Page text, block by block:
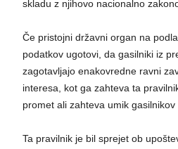
skladu z njihovo nacionalno
Če pristojni državni organ na
podatkov ugotovi, da gasilniki iz
zagotavljajo enakovredne ravni
interesa, kot ga zahteva ta
promet ali zahteva umik gasilnikov
Ta pravilnik je bil sprejet ob